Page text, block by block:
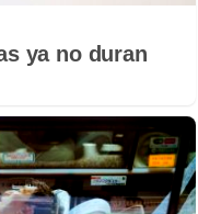
ya no duran